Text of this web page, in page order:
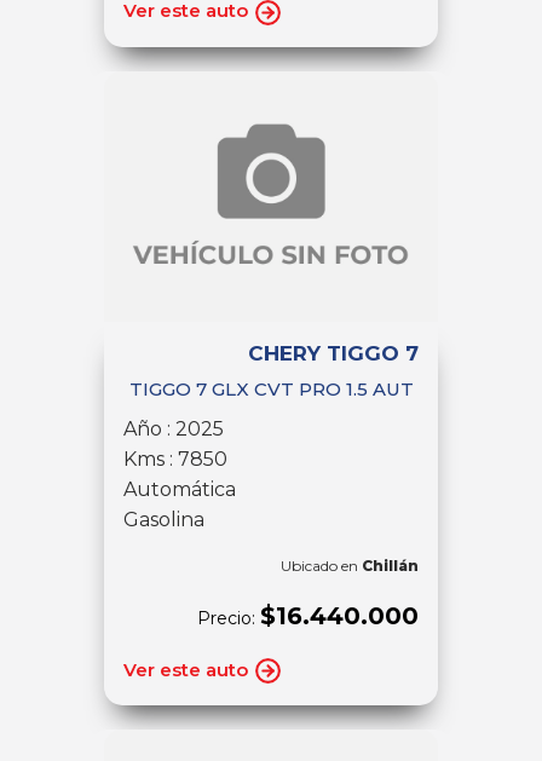
Ver este auto
CHERY TIGGO 7
TIGGO 7 GLX CVT PRO 1.5 AUT
Año : 2025
Kms : 7850
Automática
Gasolina
Ubicado en Chillán
Precio: $16.440.000
Ver este auto